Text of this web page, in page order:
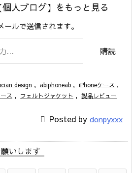
人ブログ】をもっと見る
ルで送信されます。
購読
design , abiphoneab , iPhoneケース ,
ス , フェルトジャケット , 製品レビュー
 Posted by donpyxxx
いします